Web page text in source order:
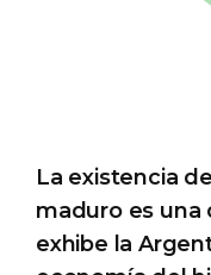
La existencia
maduro es una
exhibe la